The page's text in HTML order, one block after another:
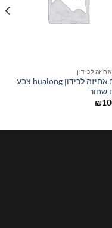
אחיזה לכידון
ידיות אחיזה לכידון hualong צבע
שחור
₪